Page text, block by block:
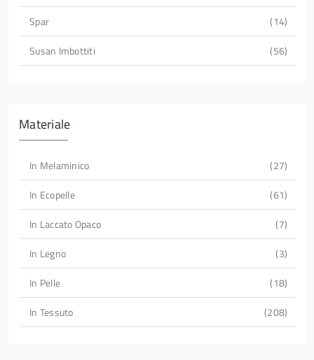
Spar
14
Susan Imbottiti
56
Materiale
In Melaminico
27
In Ecopelle
61
In Laccato Opaco
7
In Legno
3
In Pelle
18
In Tessuto
208